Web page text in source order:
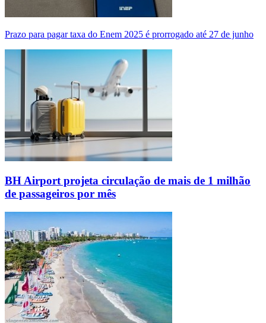
Prazo para pagar taxa do Enem 2025 é prorrogado até 27 de junho
BH Airport projeta circulação de mais de 1 milhão
de passageiros por mês